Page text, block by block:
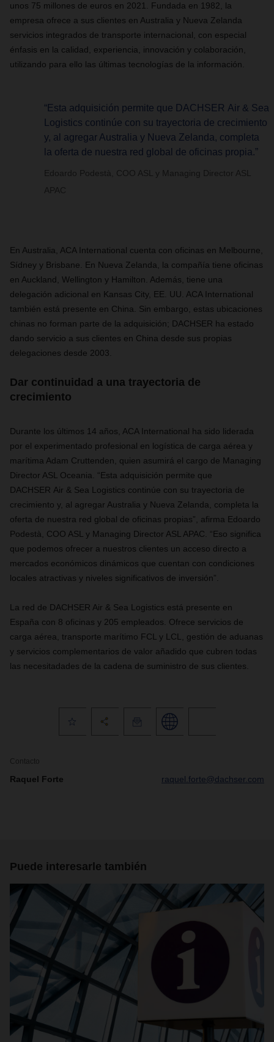
unos 75 millones de euros en 2021. Fundada en 1982, la
empresa ofrece a sus clientes en Australia y Nueva Zelanda
servicios integrados de transporte internacional, con especial
énfasis en la calidad, experiencia, innovación y colaboración,
utilizando para ello las últimas tecnologías de la información.
“Esta adquisición permite que DACHSER Air & Sea
Logistics continúe con su trayectoria de crecimiento
y, al agregar Australia y Nueva Zelanda, completa
la oferta de nuestra red global de oficinas propia.”
Edoardo Podestà, COO ASL y Managing Director ASL
APAC
En Australia, ACA International cuenta con oficinas en Melbourne,
Sídney y Brisbane. En Nueva Zelanda, la compañía tiene oficinas
en Auckland, Wellington y Hamilton. Además, tiene una
delegación adicional en Kansas City, EE. UU. ACA International
también está presente en China. Sin embargo, estas ubicaciones
chinas no forman parte de la adquisición; DACHSER ha estado
dando servicio a sus clientes en China desde sus propias
delegaciones desde 2003.
Dar continuidad a una trayectoria de
crecimiento
Durante los últimos 14 años, ACA International ha sido liderada
por el experimentado profesional en logística de carga aérea y
marítima Adam Cruttenden, quien asumirá el cargo de Managing
Director ASL Oceania. “Esta adquisición permite que
DACHSER Air & Sea Logistics continúe con su trayectoria de
crecimiento y, al agregar Australia y Nueva Zelanda, completa la
oferta de nuestra red global de oficinas propias”, afirma Edoardo
Podestà, COO ASL y Managing Director ASL APAC. “Eso significa
que podemos ofrecer a nuestros clientes un acceso directo a
mercados económicos dinámicos que cuentan con condiciones
locales atractivas y niveles significativos de inversión”.
La red de DACHSER Air & Sea Logistics está presente en
España con 8 oficinas y 205 empleados. Ofrece servicios de
carga aérea, transporte marítimo FCL y LCL, gestión de aduanas
y servicios complementarios de valor añadido que cubren todas
las necesitadades de la cadena de suministro de sus clientes.
Contacto
Raquel Forte raquel.forte@dachser.com
Puede interesarle también